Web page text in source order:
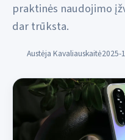
praktinės naudojimo
dar trūksta.
Austėja Kavaliauskaitė2025-